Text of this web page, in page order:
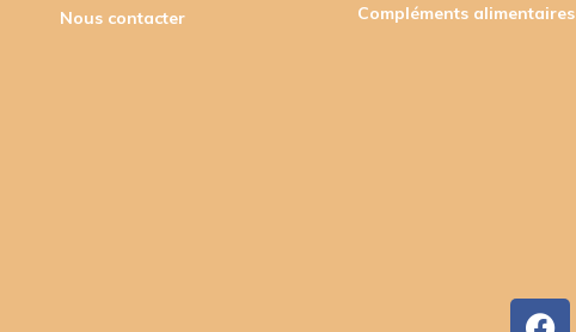
Nous contacter
Compléments alimentaires